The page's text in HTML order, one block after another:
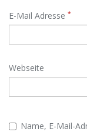
E-Mail Adresse *
Webseite
Name, E-Mail-